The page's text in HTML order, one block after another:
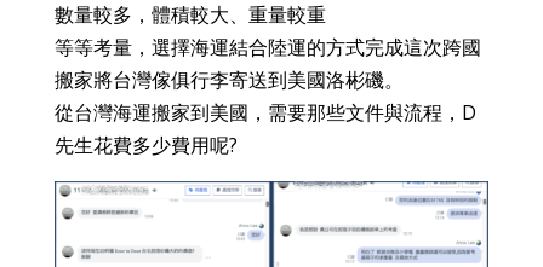
數量較多，體積較大、重量較重
等等考量，選擇海運結合陸運的方式完成這次跨國
搬家將台灣傢俱行李寄送到美國洛彬磯。
從台灣海運搬家到美國，需要那些文件與流程，D
先生花費多少費用呢?